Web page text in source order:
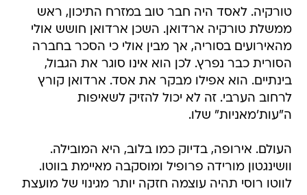
טורקיה. לאסד היה חבר טוב במזרח התיכון, ראש
ממשלת טורקיה ארדואן. השכן ארדואן חושש אולי
מהאירועים בסוריה, אך מבין אולי כי הסכר בחברה
הסורית כבר נפרץ. לכן הוא אינו סוגר את הגבול,
בינתיים. הוא אפילו מבקר את אסד. ארדואן קורץ
לרחוב הערבי. זה לא יכול להזיק לשאיפות
ה"עות'מאניות" שלו.
העולם. אירופה, בדיוק כמו בלוב, היא המובילה.
וושינגטון מורידה פרופיל ומוסקבה מאיימת בווטו.
לווטו רוסי תהיה עוצמה חזקה יותר מגינוי של מועצת